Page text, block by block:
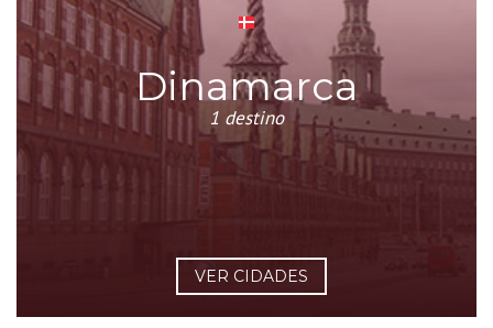
Dinamarca
1 destino
VER CIDADES